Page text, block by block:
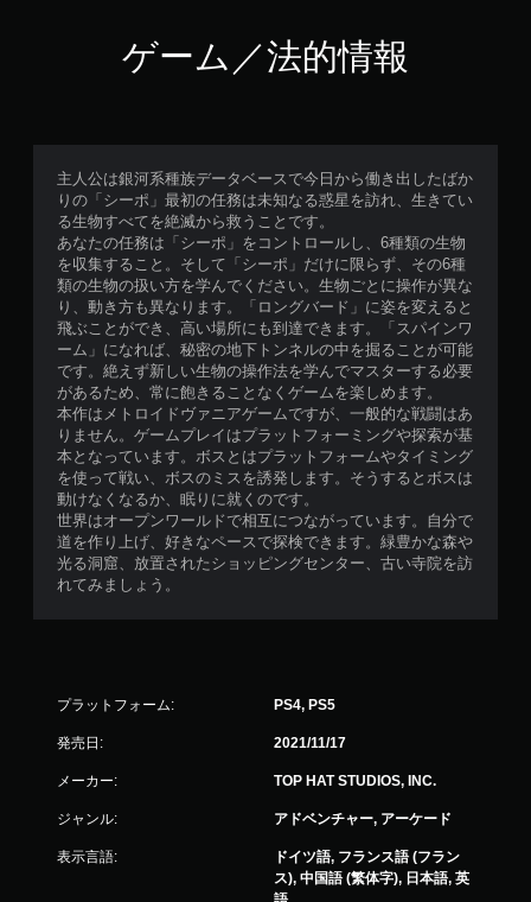
ゲーム／法的情報
主人公は銀河系種族データベースで今日から働き出したばか
りの「シーポ」最初の任務は未知なる惑星を訪れ、生きてい
る生物すべてを絶滅から救うことです。
あなたの任務は「シーポ」をコントロールし、6種類の生物
を収集すること。そして「シーポ」だけに限らず、その6種
類の生物の扱い方を学んでください。生物ごとに操作が異な
り、動き方も異なります。「ロングバード」に姿を変えると
飛ぶことができ、高い場所にも到達できます。「スパインワ
ーム」になれば、秘密の地下トンネルの中を掘ることが可能
です。絶えず新しい生物の操作法を学んでマスターする必要
があるため、常に飽きることなくゲームを楽しめます。
本作はメトロイドヴァニアゲームですが、一般的な戦闘はあ
りません。ゲームプレイはプラットフォーミングや探索が基
本となっています。ボスとはプラットフォームやタイミング
を使って戦い、ボスのミスを誘発します。そうするとボスは
動けなくなるか、眠りに就くのです。
世界はオープンワールドで相互につながっています。自分で
道を作り上げ、好きなペースで探検できます。緑豊かな森や
光る洞窟、放置されたショッピングセンター、古い寺院を訪
れてみましょう。
プラットフォーム: PS4, PS5
発売日: 2021/11/17
メーカー: TOP HAT STUDIOS, INC.
ジャンル: アドベンチャー, アーケード
表示言語:
ドイツ語, フランス語 (フラン
ス), 中国語 (繁体字), 日本語, 英